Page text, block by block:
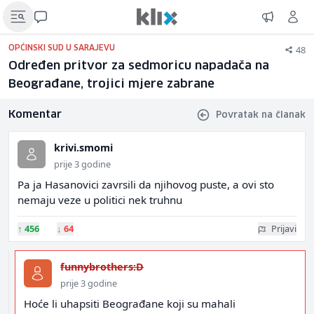
OPĆINSKI SUD U SARAJEVU 48
Određen pritvor za sedmoricu napadača na
Beograđane, trojici mjere zabrane
Komentar Povratak na članak
krivi.smomi
prije 3 godine
Pa ja Hasanovici zavrsili da njihovog puste, a ovi sto
nemaju veze u politici nek truhnu
↑ 456 ↓ 64 Prijavi
funnybrothers:D
prije 3 godine
Hoće li uhapsiti Beograđane koji su mahali